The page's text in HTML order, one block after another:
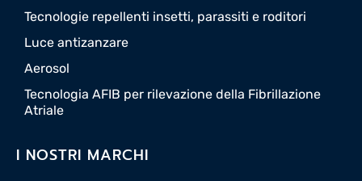
Tecnologie repellenti insetti, parassiti e roditori
Luce antizanzare
Aerosol
Tecnologia AFIB per rilevazione della Fibrillazione
Atriale
I NOSTRI MARCHI